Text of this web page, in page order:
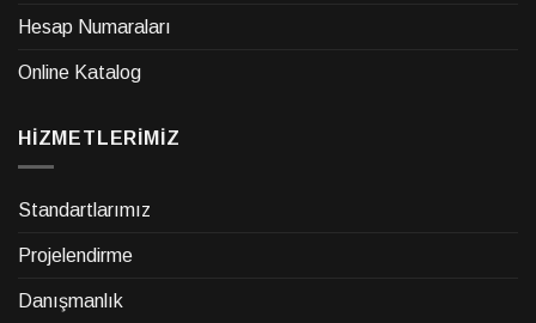
Hesap Numaraları
Online Katalog
HİZMETLERİMİZ
Standartlarımız
Projelendirme
Danışmanlık